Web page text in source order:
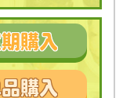
購入
購入